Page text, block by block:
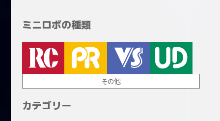
ミニロボの種類
その他
カテゴリー